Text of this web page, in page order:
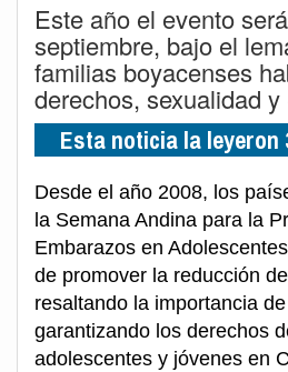
Este año el evento
septiembre, bajo el
familias boyacenses
derechos, sexualidad y
Esta noticia la leyeron
Desde el año 2008, los
la Semana Andina para la
Embarazos en
de promover la reducción
resaltando la importancia
garantizando los derechos
adolescentes y jóvenes en